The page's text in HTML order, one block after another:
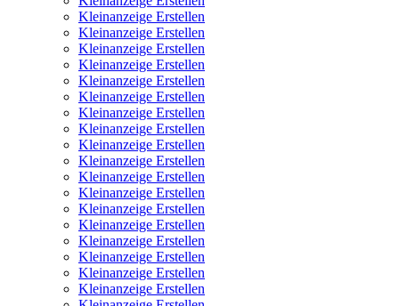
Kleinanzeige Erstellen
Kleinanzeige Erstellen
Kleinanzeige Erstellen
Kleinanzeige Erstellen
Kleinanzeige Erstellen
Kleinanzeige Erstellen
Kleinanzeige Erstellen
Kleinanzeige Erstellen
Kleinanzeige Erstellen
Kleinanzeige Erstellen
Kleinanzeige Erstellen
Kleinanzeige Erstellen
Kleinanzeige Erstellen
Kleinanzeige Erstellen
Kleinanzeige Erstellen
Kleinanzeige Erstellen
Kleinanzeige Erstellen
Kleinanzeige Erstellen